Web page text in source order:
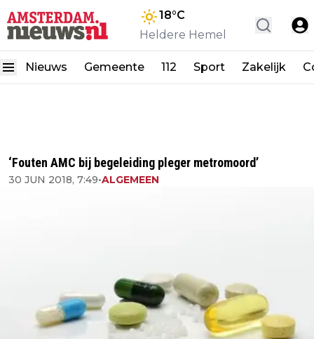
18°C
Heldere Hemel
Nieuws Gemeente 112 Sport Zakelijk
‘Fouten AMC bij begeleiding pleger metromoord’
30 JUN 2018, 7:49•ALGEMEEN